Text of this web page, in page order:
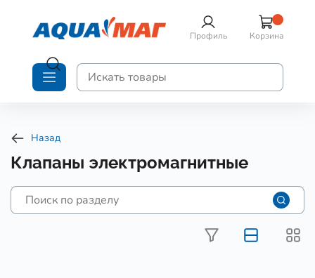
Профиль Корзина
Назад
Клапаны электромагнитные